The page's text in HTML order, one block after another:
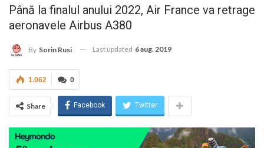
Până la finalul anului 2022, Air France va retrage
aeronavele Airbus A380
By Sorin Rusi Last updated 6 aug. 2019
0
1.062
Share Facebook Twitter